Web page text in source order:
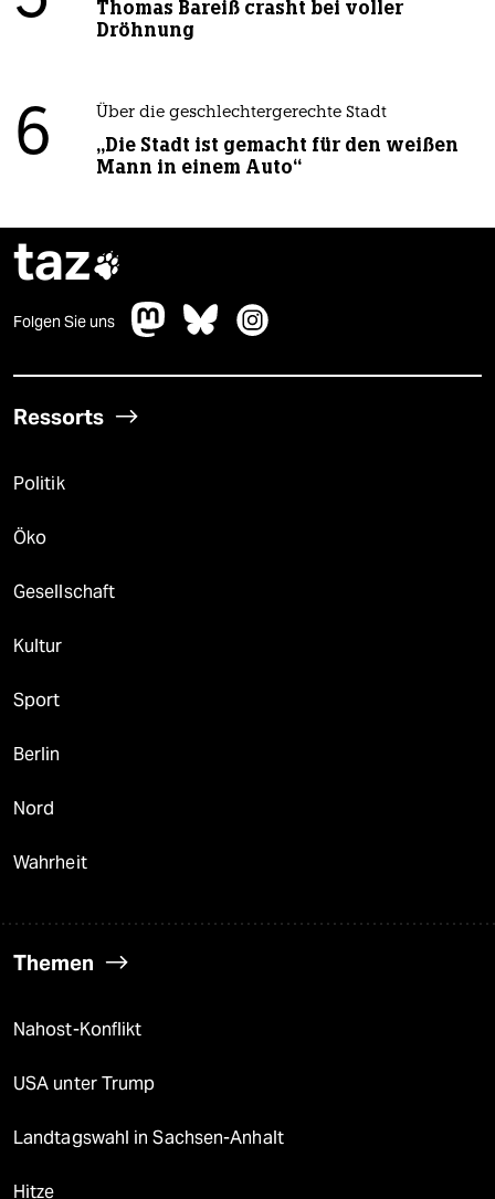
Thomas Bareiß crasht bei voller
Dröhnung
6 Über die geschlechtergerechte Stadt
„Die Stadt ist gemacht für den weißen
Mann in einem Auto“
taz
Folgen Sie uns
Ressorts
Politik
Öko
Gesellschaft
Kultur
Sport
Berlin
Nord
Wahrheit
Themen
Nahost-Konflikt
USA unter Trump
Landtagswahl in Sachsen-Anhalt
Hitze